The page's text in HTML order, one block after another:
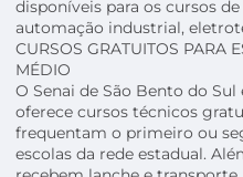
disponíveis para os cursos
automação industrial,
CURSOS GRATUITOS PARA
MÉDIO
O Senai de São Bento do
oferece cursos técnicos
frequentam o primeiro ou
escolas da rede estadual.